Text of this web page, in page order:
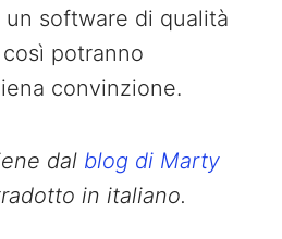
software di qualità
potranno
convinzione.
dal blog di Marty
in italiano.